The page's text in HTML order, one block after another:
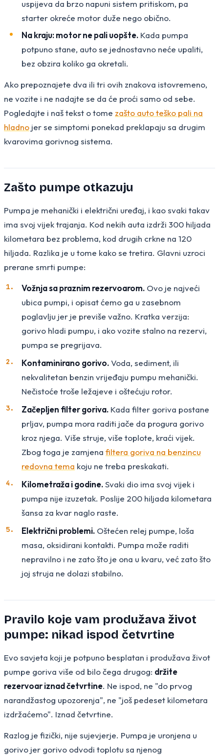
uspijeva da brzo napuni sistem pritiskom, pa
starter okreće motor duže nego obično.
Na kraju: motor ne pali uopšte. Kada pumpa
potpuno stane, auto se jednostavno neće upaliti,
bez obzira koliko ga okretali.
Ako prepoznajete dva ili tri ovih znakova istovremeno,
ne vozite i ne nadajte se da će proći samo od sebe.
Pogledajte i naš tekst o tome zašto auto teško pali na
hladno jer se simptomi ponekad preklapaju sa drugim
kvarovima gorivnog sistema.
Zašto pumpe otkazuju
Pumpa je mehanički i električni uređaj, i kao svaki takav
ima svoj vijek trajanja. Kod nekih auta izdrži 300 hiljada
kilometara bez problema, kod drugih crkne na 120
hiljada. Razlika je u tome kako se tretira. Glavni uzroci
prerane smrti pumpe:
Vožnja sa praznim rezervoarom. Ovo je najveći
ubica pumpi, i opisat ćemo ga u zasebnom
poglavlju jer je previše važno. Kratka verzija:
gorivo hladi pumpu, i ako vozite stalno na rezervi,
pumpa se pregrijava.
Kontaminirano gorivo.Voda, sediment, ili
nekvalitetan benzin vrijeđaju pumpu mehanički.
Nečistoće troše ležajeve i oštećuju rotor.
Začepljen filter goriva. Kada filter goriva postane
prljav, pumpa mora raditi jače da progura gorivo
kroz njega. Više struje, više toplote, kraći vijek.
Zbog toga je zamjena filtera goriva na benzincu
redovna tema koju ne treba preskakati.
Kilometraža i godine.Svaki dio ima svoj vijek i
pumpa nije izuzetak. Poslije 200 hiljada kilometara
šansa za kvar naglo raste.
Električni problemi. Oštećen relej pumpe, loša
masa, oksidirani kontakti. Pumpa može raditi
nepravilno i ne zato što je ona u kvaru, već zato što
joj struja ne dolazi stabilno.
Pravilo koje vam produžava život
pumpe: nikad ispod četvrtine
Evo savjeta koji je potpuno besplatan i produžava život
pumpe goriva više od bilo čega drugog: držite
rezervoar iznad četvrtine. Ne ispod, ne "do prvog
narandžastog upozorenja", ne "još pedeset kilometara
izdržaćemo". Iznad četvrtine.
Razlog je fizički, nije sujevjerje. Pumpa je uronjena u
gorivo jer gorivo odvodi toplotu sa njenog